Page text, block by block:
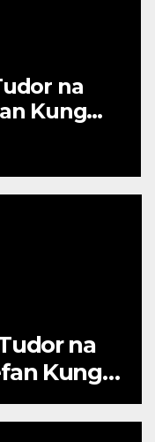
na
Kung
Marco
na
Kung
e Marco
a seu